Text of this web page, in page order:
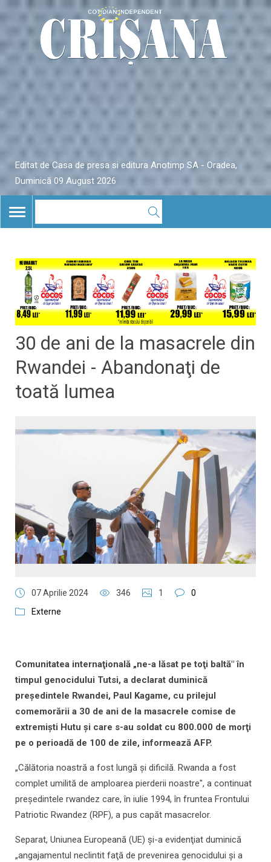
Editat de Casa de presa si editura Anotimp SA - Oradea,
Duminică 09 August 2026
TOGGLE
NAVIGATION
30 de ani de la masacrele din
Rwandei - Abandonaţi de
toată lumea
07 Aprilie 2024 346 1
0
Externe
Comunitatea internaţională „ne-a lăsat pe toţi baltă" în
timpul genocidului Tutsi, a declarat duminică
preşedintele Rwandei, Paul Kagame, cu prilejul
comemorării a 30 de ani de la masacrele comise de
extremişti Hutu şi care s-au soldat cu 800.000 de morţi
pe o perioadă de 100 de zile, informează AFP.
„Călătoria noastră a fost lungă şi dificilă. Rwanda a fost
complet umilită de amploarea pierderii noastre", a continuat
preşedintele rwandez care, în iulie 1994, în fruntea Frontului
Patriotic Rwandez (RPF), a pus capăt masacrelor.
Separat, Uniunea Europeană (UE) şi-a evidenţiat duminică
„angajamentul neclintit faţă de prevenirea genocidului şi a